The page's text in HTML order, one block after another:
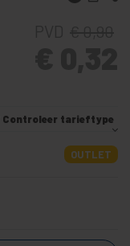
Controleer tarieftype
OUTLET